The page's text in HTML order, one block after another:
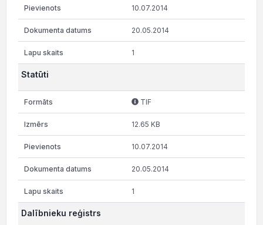
10.07.2014
20.05.2014
1
Statūti
TIF
12.65 KB
10.07.2014
20.05.2014
1
Dalībnieku reģistrs